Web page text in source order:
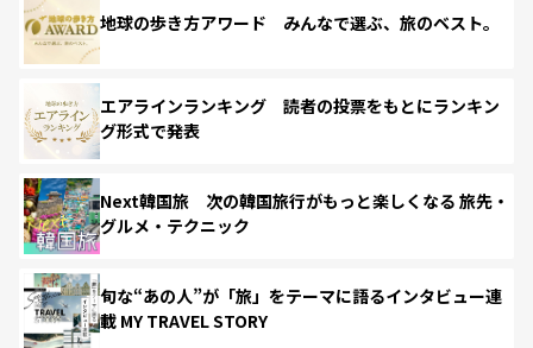
地球の歩き方アワード みんなで選ぶ、旅のベスト。
エアラインランキング 読者の投票をもとにランキン
グ形式で発表
Next韓国旅 次の韓国旅行がもっと楽しくなる 旅先・
グルメ・テクニック
旬な“あの人”が「旅」をテーマに語るインタビュー連
載 MY TRAVEL STORY